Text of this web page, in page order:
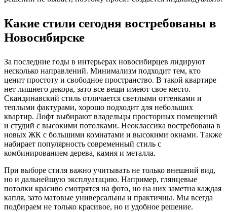
Какие стили сегодня востребованы в
Новосибирске
За последние годы в интерьерах новосибирцев лидируют
несколько направлений. Минимализм подходит тем, кто
ценит простоту и свободное пространство. В такой квартире
нет лишнего декора, зато все вещи имеют свое место.
Скандинавский стиль отличается светлыми оттенками и
теплыми фактурами, хорошо подходит для небольших
квартир. Лофт выбирают владельцы просторных помещений
и студий с высокими потолками. Неоклассика востребована в
новых ЖК с большими комнатами и высокими окнами. Также
набирает популярность современный стиль с
комбинированием дерева, камня и металла.
При выборе стиля важно учитывать не только внешний вид,
но и дальнейшую эксплуатацию. Например, глянцевые
потолки красиво смотрятся на фото, но на них заметна каждая
капля, зато матовые универсальны и практичны. Мы всегда
подбираем не только красивое, но и удобное решение.